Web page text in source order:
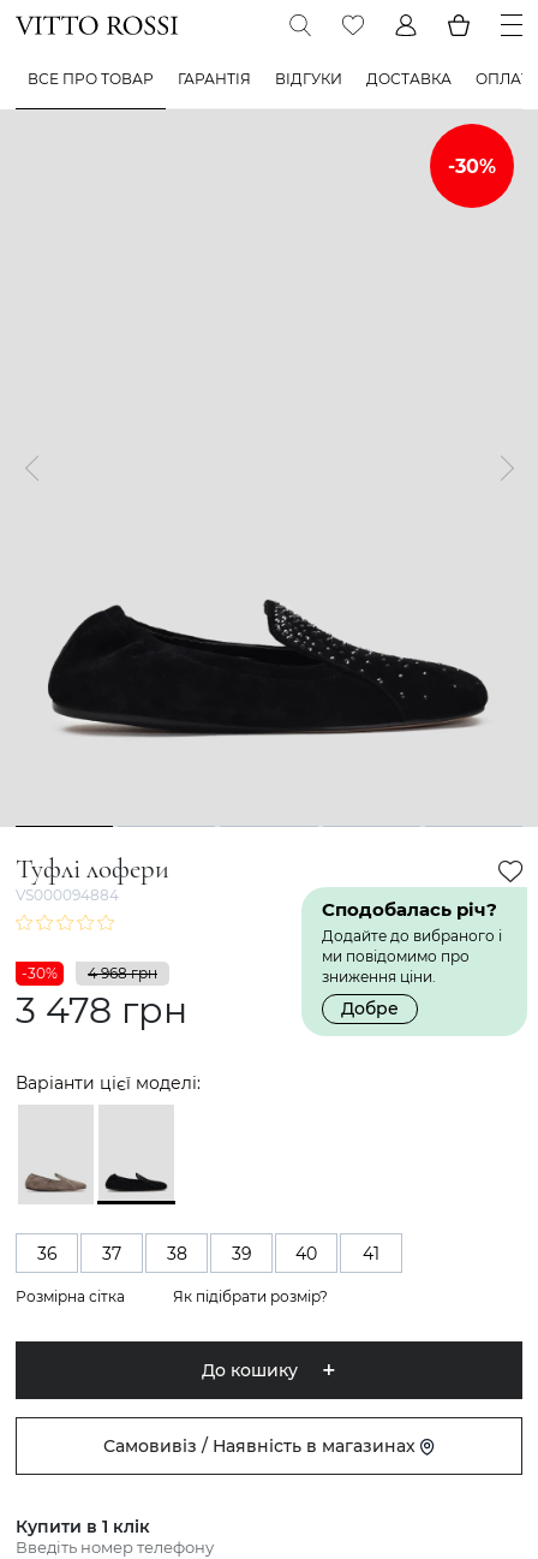
ВСЕ ПРО ТОВАР ГАРАНТІЯ ВІДГУКИ ДОСТАВКА
1 2 3 4 5
Туфлі лофери
VS000094884
Сподобалась річ?
Додайте до вибраного і
ми повідомимо про
зниження ціни.
Добре
-30% 4 968 грн
3 478 грн
Варіанти цієї моделі:
36 37 38 39 40 41
Розмірна сітка Як підібрати розмір?
До кошику
Самовивіз / Наявність в магазинах
Купити в 1 клік
Введіть номер телефону